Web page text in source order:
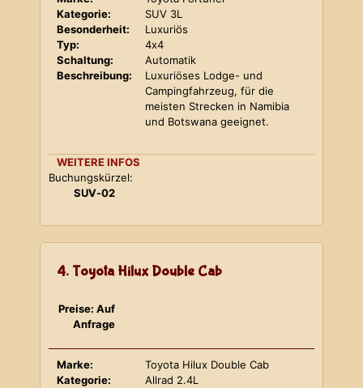
Kategorie:
SUV 3L
Besonderheit:
Luxuriös
Typ:
4x4
Schaltung:
Automatik
Beschreibung:
Luxuriöses Lodge- und
Campingfahrzeug, für die
meisten Strecken in Namibia
und Botswana geeignet.
WEITERE INFOS
Buchungskürzel:
SUV-02
4. Toyota Hilux Double Cab
Preise: Auf
Anfrage
Marke:
Toyota Hilux Double Cab
Kategorie:
Allrad 2.4L